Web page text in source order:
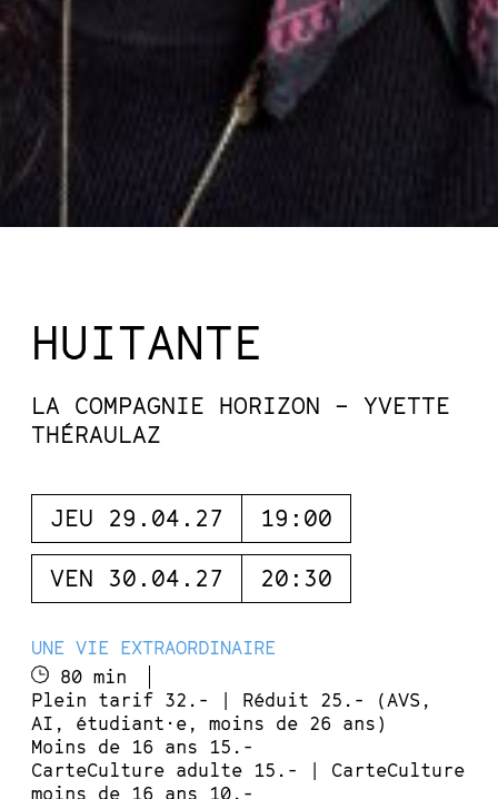
HUITANTE
LA COMPAGNIE HORIZON – YVETTE
THÉRAULAZ
JEU 29.04.27 19:00
VEN 30.04.27 20:30
UNE VIE EXTRAORDINAIRE
80 min
Plein tarif 32.- | Réduit 25.- (AVS,
AI, étudiant·e, moins de 26 ans)
Moins de 16 ans 15.-
CarteCulture adulte 15.- | CarteCulture
moins de 16 ans 10.-